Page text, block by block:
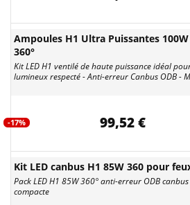
Ampoules H1 Ultra Puissantes
360°
Kit LED H1 ventilé de haute puissance idéal
lumineux respecté - Anti-erreur Canbus ODB -
-17% 99,52 €
Kit LED canbus H1 85W 360 pour
Pack LED H1 85W 360° anti-erreur ODB
compacte